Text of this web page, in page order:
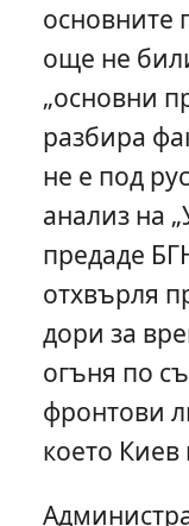
основните
още не
„основни
разбира
не е под
анализ на
предаде
отхвърля
дори за
огъня по
фронтови
което Киев